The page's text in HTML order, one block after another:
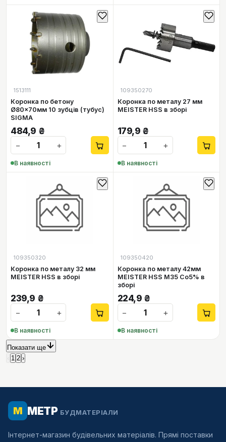
1513111
Коронка по бетону
Ø80×70мм 10 зубців (тубус)
SIGMA
484,9 ₴
−
+
В наявності
109350270
Коронка по металу 27 мм
MEISTER HSS в зборі
179,9 ₴
−
+
В наявності
109350320
Коронка по металу 32 мм
MEISTER HSS в зборі
239,9 ₴
−
+
В наявності
109350420
Коронка по металу 42мм
MEISTER HSS M35 Co5% в
зборi
224,9 ₴
−
+
В наявності
Показати ще
1 2 ›
М МЕТР БУДМАТЕРІАЛИ
Інтернет-магазин будівельних матеріалів. Прямі поставки